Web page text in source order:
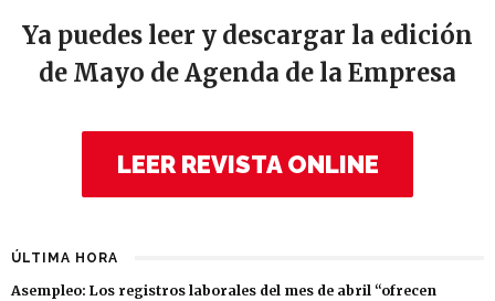
Ya puedes leer y descargar la edición
de Mayo de Agenda de la Empresa
LEER REVISTA ONLINE
ÚLTIMA HORA
Asempleo: Los registros laborales del mes de abril “ofrecen